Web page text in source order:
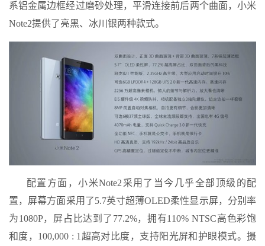
系铝金属边框经过磨砂处理，平滑连接前后两个曲面，小米
Note2提供了亮黑、冰川银两种款式。
配置方面，小米Note2采用了当今几乎全部顶级的配
置，屏幕方面采用了5.7英寸超薄OLED柔性显示屏，分别率
为1080P，屏占比达到了77.2%，拥有110% NTSC高色彩饱
和度，100,000 : 1超高对比度，支持阳光屏和护眼模式。摄